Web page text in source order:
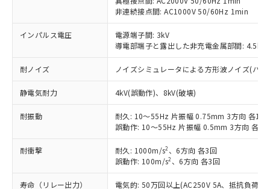
非連続接点間: AC1000V 50/60Hz 1min
インパルス電圧
電源端子間: 3kV
導電部端子と露出した非充電金属部間: 4.5kV
耐ノイズ ノイズシミュレータによる方形波ノイズ(パ
静電気耐力 4kV(誤動作)、8kV(破壊)
耐振動
耐久: 10～55Hz 片振幅 0.75mm 3方向 各1h
誤動作: 10～55Hz 片振幅 0.5mm 3方向 各
耐衝撃 耐久: 1000m/s2 、6方向 各3回
誤動作: 100m/s2 、6方向 各3回
寿命（リレー出力） 電気的: 50万回以上(AC250V 5A、抵抗負荷
以下の条件をお読みいただき、同意のうえ
ご利用ください。
本サービスは、当社制御機器事業取扱
商品の当社在庫状況および標準価格
(税抜)を提供させていただくもので
当社制御機器事業取扱商品の中には、
本サービスの対象外となる商品もある
ことをご了承ください。
在庫状況および標準価格照会結果は、
記載している更新日時点での社内デー
タに基づき作成されるものであり、閲
覧された時点での実際の在庫および標
準価格とは異なる場合があることをご
対応予定なし：EU RoHS指令（10物質）の
非含有に非対応の商品で、対応品を出す予
調査・確認中：EU RoHS指令（10物質）の
商品です。
非該当品：ライセンス料など無形物で、有
害物質有無と関係のない商品です。
仕入先様の事情により、非含有部品として
いたものが、含有品と判明した場合などや
むを得ず変更することがあります。
*EU RoHS指令（10物質）：
鉛(Pb) 1000ppm以下、 水銀(Hg) 1000ppm以下、 カド
ミウム(Cd) 100ppm以下、
六価クロム(Cr(Ⅵ)) 1000ppm以下、ポリ臭化ビフェニル
※1 中国RoHS○×表
基準値以下であることを示します。
「×」：最大均質材料含有率が中国RoHSの
基準値を超えていることを示します。
「－」：未確認です。当社販売部門へお問
い合わせください。
*中国RoHS10物質の基準値 (GB/T26572)：
Pb(鉛) :1000ppm、 Hg(水銀) : 1000ppm、 Cd(カドミウ
ム) : 100ppm、
当社は、これら貴社製品のうち、外国
為替および外国貿易法に定める商品
（以下｢規制貨物等」という）を輸出
または国外への提供する場合は、日本
国政府の輸出許可(または役務取引許
可)を取得するなどの必要な手続きを